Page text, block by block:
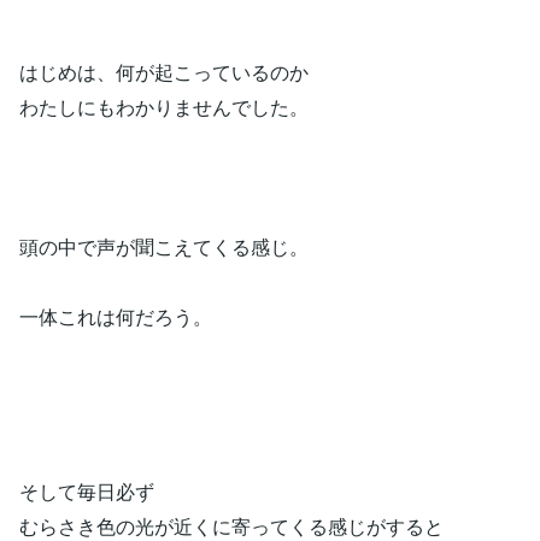
はじめは、何が起こっているのか
わたしにもわかりませんでした。
頭の中で声が聞こえてくる感じ。
一体これは何だろう。
そして毎日必ず
むらさき色の光が近くに寄ってくる感じがすると